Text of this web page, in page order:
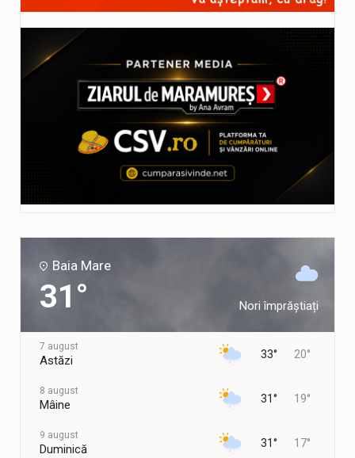
Baia Mare
31° Nori împrăștiați
7 august
Astăzi 33° 20°
8 august
Mâine 31° 19°
9 august
Duminică 31° 17°